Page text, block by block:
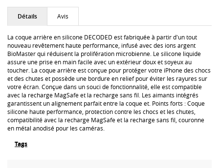
Détails Avis
La coque arrière en silicone DECODED est fabriquée à partir d'un tout
nouveau revêtement haute performance, infusé avec des ions argent
BioMaster qui réduisent la prolifération microbienne. Le silicone liquide
assure une prise en main facile avec un extérieur doux et soyeux au
toucher. La coque arrière est conçue pour protéger votre iPhone des chocs
et des chutes et possède une bordure en relief pour éviter les rayures sur
votre écran. Conçue dans un souci de fonctionnalité, elle est compatible
avec la recharge MagSafe et la recharge sans fil. Les aimants intégrés
garantissent un alignement parfait entre la coque et. Points forts : Coque
silicone haute performance, protection contre les chocs et les chutes,
compatibilité avec la recharge MagSafe et la recharge sans fil, couronne
en métal anodisé pour les caméras.
Tags